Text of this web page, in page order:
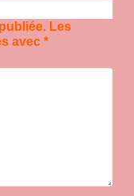
Les
avec *